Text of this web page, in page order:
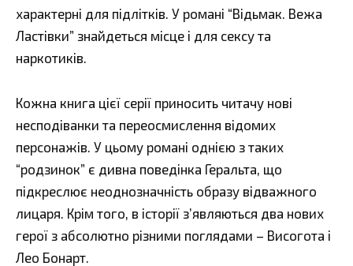
характерні для підлітків. У романі “Відьмак. Вежа
Ластівки” знайдеться місце і для сексу та
наркотиків.
Кожна книга цієї серії приносить читачу нові
несподіванки та переосмислення відомих
персонажів. У цьому романі однією з таких
“родзинок” є дивна поведінка Геральта, що
підкреслює неоднозначність образу відважного
лицаря. Крім того, в історії з’являються два нових
герої з абсолютно різними поглядами – Висогота і
Лео Бонарт.